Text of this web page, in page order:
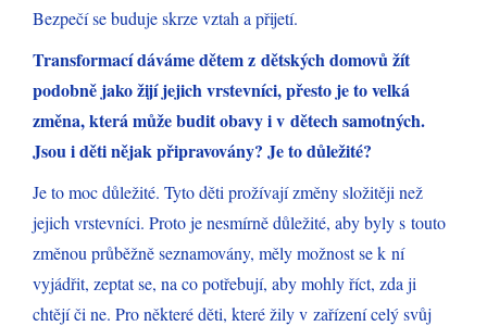
Bezpečí se buduje skrze vztah a přijetí.
Transformací dáváme dětem z dětských domovů žít
podobně jako žijí jejich vrstevníci, přesto je to velká
změna, která může budit obavy i v dětech samotných.
Jsou i děti nějak připravovány? Je to důležité?
Je to moc důležité. Tyto děti prožívají změny složitěji než
jejich vrstevníci. Proto je nesmírně důležité, aby byly s touto
změnou průběžně seznamovány, měly možnost se k ní
vyjádřit, zeptat se, na co potřebují, aby mohly říct, zda ji
chtějí či ne. Pro některé děti, které žily v zařízení celý svůj